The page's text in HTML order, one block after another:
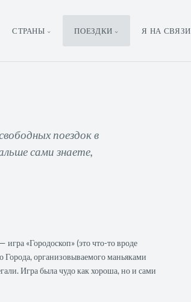
СТРАНЫ ПОЕЗДКИ Я НА СВЯЗИ
поездок в
сами знаете,
«Городоскоп» (это что-то вроде
Города, организовываемого маньяками
Игра была чудо как хороша, но и сами